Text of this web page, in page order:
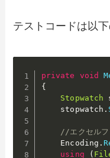
テストコードは以下
private void
{
Stopwatch
    stopwatch
.
//エクセルフ
    Encoding
.
using
(